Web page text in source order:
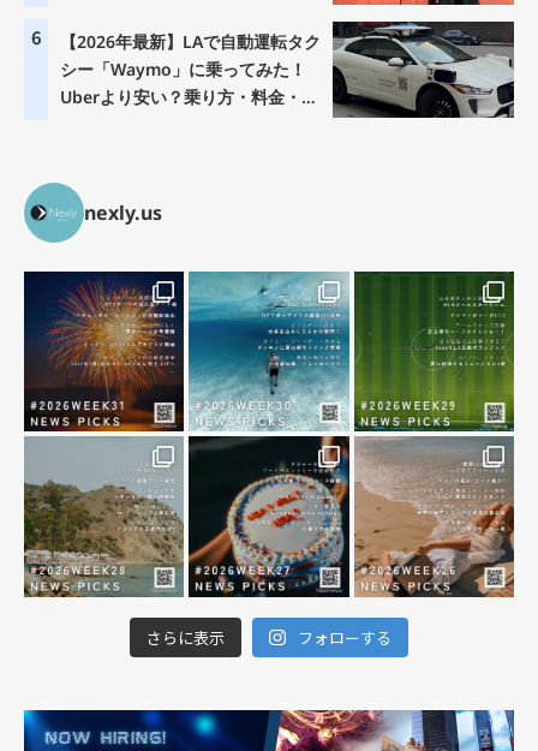
6
【2026年最新】LAで自動運転タク
シー「Waymo」に乗ってみた！
Uberより安い？乗り方・料金・注
nexly.us
さらに表示 フォローする